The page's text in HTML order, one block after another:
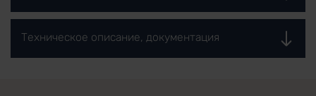
Техническое описание, документация